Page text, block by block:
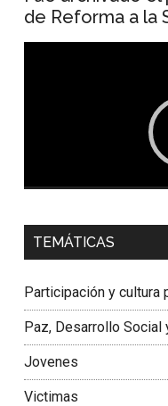
de Reforma a la
Dra. Carolina Corcho
Latinoamericana Sur,
TEMÁTICAS
Participación y cultura
Paz, Desarrollo
Jovenes
Victimas